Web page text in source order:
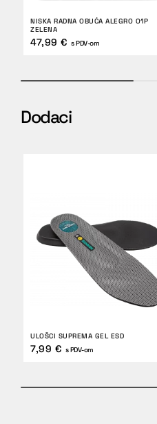
NISKA RADNA OBUĆA ALEGRO O1P
ZELENA
47,99 € s PDV-om
Dodaci
ULOŠCI SUPREMA GEL ESD
7,99 € s PDV-om